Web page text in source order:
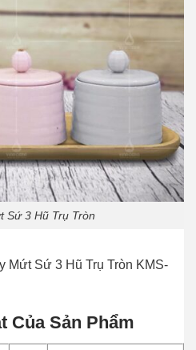
Sứ 3 Hũ Trụ Tròn
Của Sản Phẩm